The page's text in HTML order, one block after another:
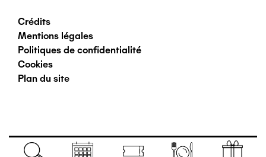
Pied
de
page
Crédits
Mentions légales
Politiques de confidentialité
Cookies
Plan du site